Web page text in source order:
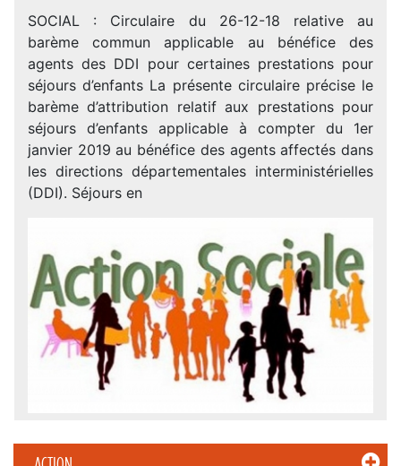
SOCIAL : Circulaire du 26-12-18 relative au
barème commun applicable au bénéfice des
agents des DDI pour certaines prestations pour
séjours d’enfants La présente circulaire précise le
barème d’attribution relatif aux prestations pour
séjours d’enfants applicable à compter du 1er
janvier 2019 au bénéfice des agents affectés dans
les directions départementales interministérielles
(DDI). Séjours en